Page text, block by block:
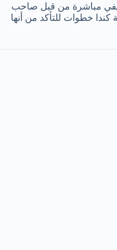
مباشرة من قبل صاحب
خطوات للتأكد من أنها